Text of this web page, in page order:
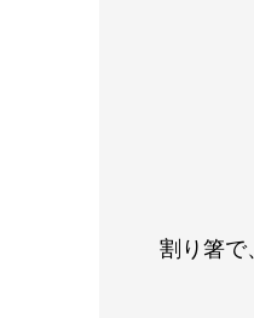
割り箸で